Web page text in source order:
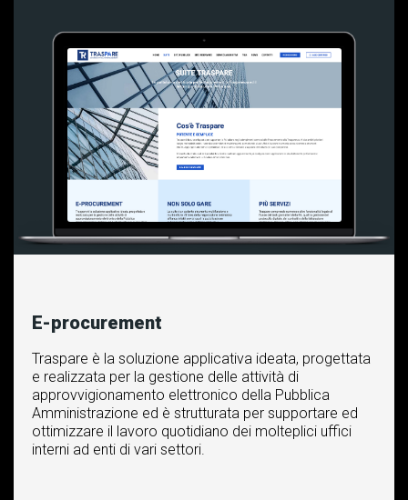
E-procurement
Traspare è la soluzione applicativa ideata, progettata
e realizzata per la gestione delle attività di
approvvigionamento elettronico della Pubblica
Amministrazione ed è strutturata per supportare ed
ottimizzare il lavoro quotidiano dei molteplici uffici
interni ad enti di vari settori.